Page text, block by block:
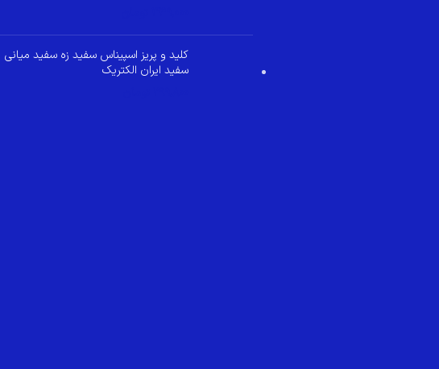
کلید و پریز اسپیناس سفید زه سفید میانی
سفید ایران الکتریک